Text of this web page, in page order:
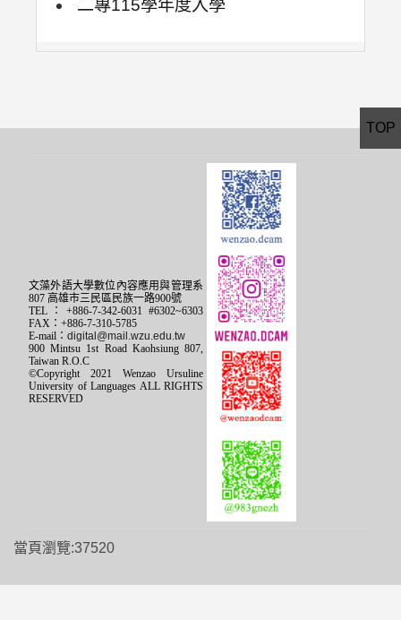
二專115學年度入學
文藻外語大學數位內容應用與管理系
807 高雄市三民區民族一路900號
TEL：+886-7-342-6031 #6302~6303
FAX：+886-7-310-5785
E-mail： digital@mail.wzu.edu.tw
900 Mintsu 1st Road Kaohsiung 807,
Taiwan R.O.C
©Copyright 2021 Wenzao Ursuline
University of Languages ALL RIGHTS
RESERVED
當頁瀏覽:37520
TOP